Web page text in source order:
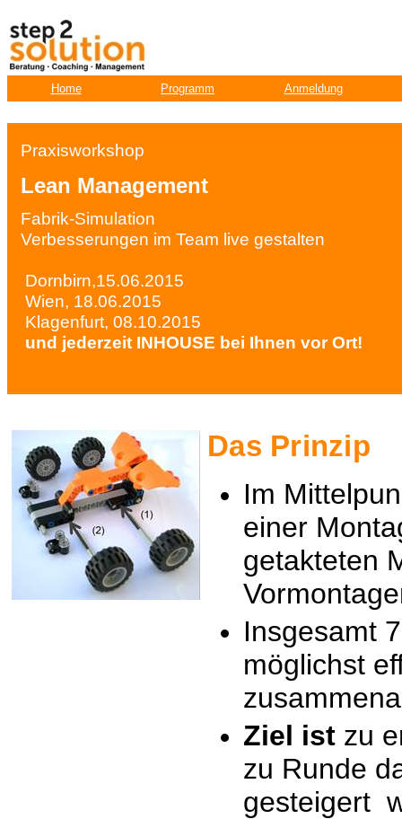
Home Programm Anmeldung
Praxisworkshop
Lean Management
Fabrik-Simulation
Verbesserungen im Team live gestalten
Dornbirn,15.06.2015
Wien, 18.06.2015
Klagenfurt, 08.10.2015
und jederzeit INHOUSE bei Ihnen vor Ort!
Das Prinzip
Im
einer
getakteten
Insgesamt 7
möglichst
Ziel ist zu
zu Runde
gesteigert